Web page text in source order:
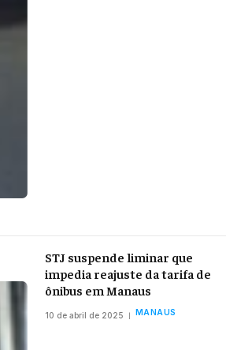
STJ suspende liminar que
impedia reajuste da tarifa de
ônibus em Manaus
10 de abril de 2025 MANAUS